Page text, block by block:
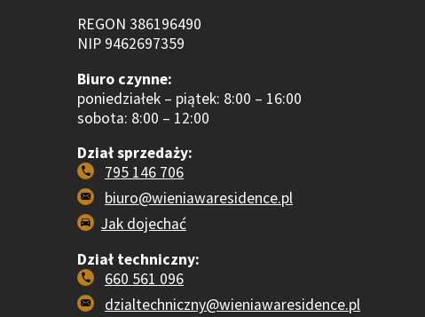
REGON 386196490
NIP 9462697359
Biuro czynne:
poniedziałek – piątek: 8:00 – 16:00
sobota: 8:00 – 12:00
Dział sprzedaży:
795 146 706
biuro@wieniawaresidence.pl
Jak dojechać
Dział techniczny:
660 561 096
dzialtechniczny@wieniawaresidence.pl